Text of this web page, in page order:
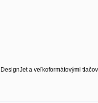
a veľkoformátovými